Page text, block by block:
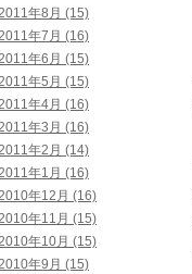
年8月 (15)
年7月 (16)
年6月 (15)
年5月 (15)
年4月 (16)
年3月 (16)
年2月 (14)
年1月 (16)
年12月 (16)
年11月 (15)
年10月 (15)
年9月 (15)